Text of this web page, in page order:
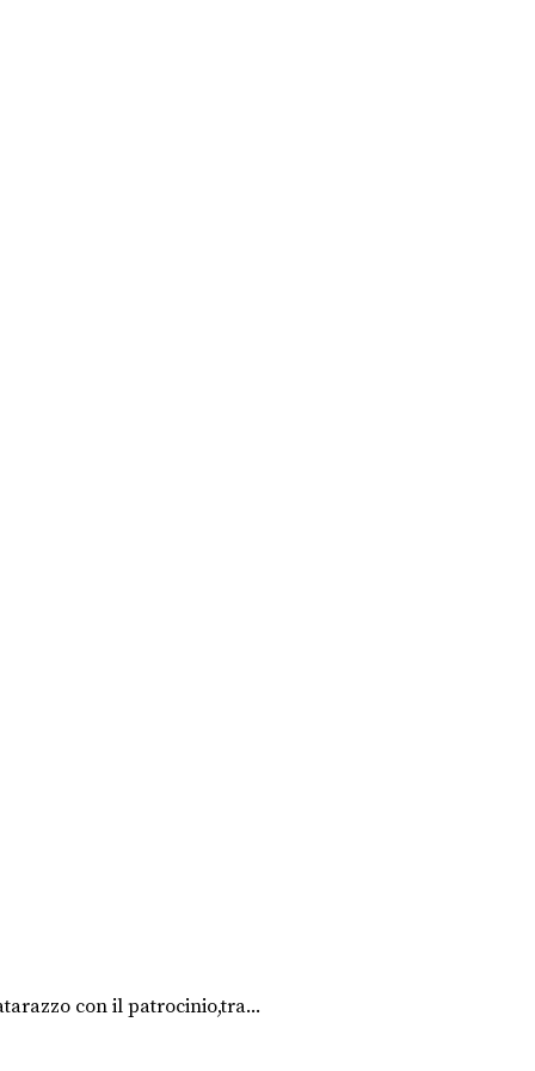
con il patrocinio,tra...